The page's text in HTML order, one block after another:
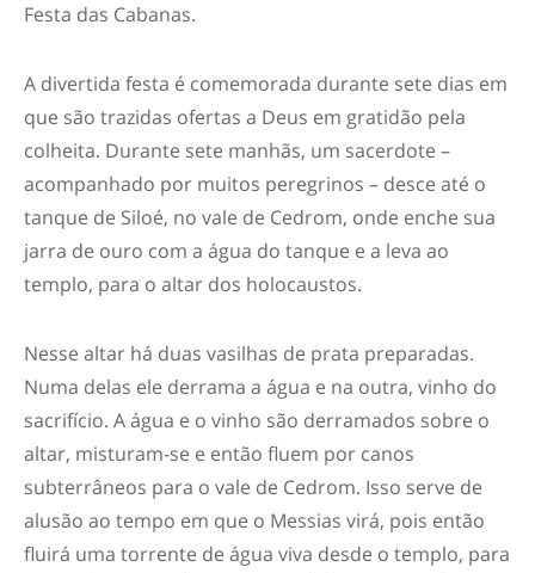
Festa das Cabanas.
A divertida festa é comemorada durante sete dias em
que são trazidas ofertas a Deus em gratidão pela
colheita. Durante sete manhãs, um sacerdote –
acompanhado por muitos peregrinos – desce até o
tanque de Siloé, no vale de Cedrom, onde enche sua
jarra de ouro com a água do tanque e a leva ao
templo, para o altar dos holocaustos.
Nesse altar há duas vasilhas de prata preparadas.
Numa delas ele derrama a água e na outra, vinho do
sacrifício. A água e o vinho são derramados sobre o
altar, misturam-se e então fluem por canos
subterrâneos para o vale de Cedrom. Isso serve de
alusão ao tempo em que o Messias virá, pois então
fluirá uma torrente de água viva desde o templo, para